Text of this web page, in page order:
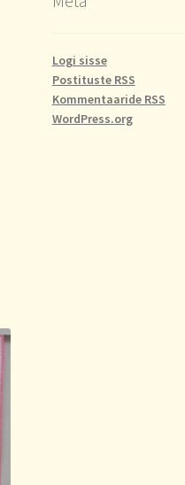
Logi sisse
Postituste RSS
Kommentaaride RSS
WordPress.org